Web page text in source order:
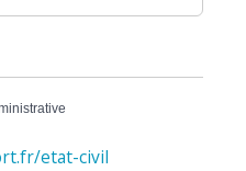
etat-civil